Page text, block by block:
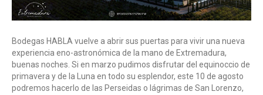
Bodegas HABLA vuelve a abrir sus puertas para vivir una nueva
experiencia eno-astronómica de la mano de Extremadura,
buenas noches. Si en marzo pudimos disfrutar del equinoccio de
primavera y de la Luna en todo su esplendor, este 10 de agosto
podremos hacerlo de las Perseidas o lágrimas de San Lorenzo,